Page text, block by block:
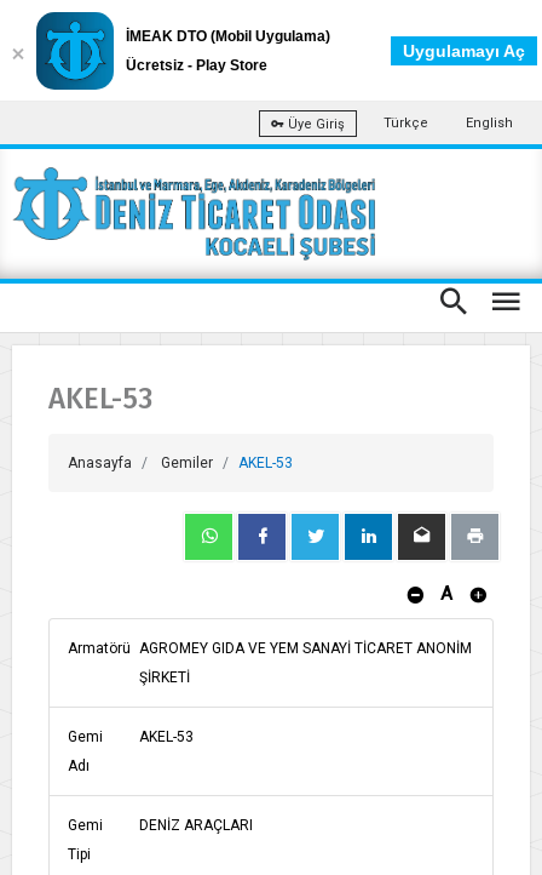
Üye Giriş Türkçe English
AKEL-53
Anasayfa Gemiler AKEL-53
A
Armatörü AGROMEY GIDA VE YEM SANAYİ TİCARET ANONİM
ŞİRKETİ
Gemi
Adı
AKEL-53
Gemi
Tipi
DENİZ ARAÇLARI
İMEAK DTO (Mobil Uygulama)
Ücretsiz - Play Store
Uygulamayı Aç